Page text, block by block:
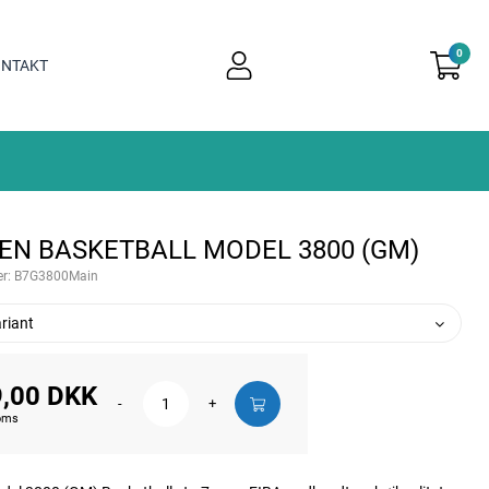
0
BASKETBALL MODEL 3800 (GM)
B7G3800Main
DKK - +